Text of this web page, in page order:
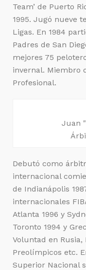
Team’ de Puerto
1995. Jugó nueve
Ligas. En 1984
Padres de San
mejores 75
invernal. Miembro
Profesional.
Juan
Debutó como
internacional
de Indianápolis
internacionales
Atlanta 1996 y
Toronto 1994 y
Voluntad en Rusia,
Preolímpicos etc.
Superior Nacional